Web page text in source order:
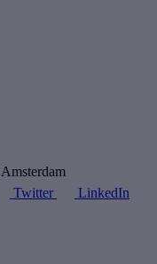
Amsterdam
Twitter LinkedIn